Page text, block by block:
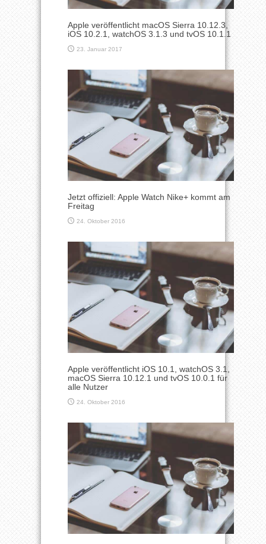
Apple veröffentlicht macOS Sierra 10.12.3,
iOS 10.2.1, watchOS 3.1.3 und tvOS 10.1.1
23. Januar 2017
Jetzt offiziell: Apple Watch Nike+ kommt am
Freitag
24. Oktober 2016
Apple veröffentlicht iOS 10.1, watchOS 3.1,
macOS Sierra 10.12.1 und tvOS 10.0.1 für
alle Nutzer
24. Oktober 2016